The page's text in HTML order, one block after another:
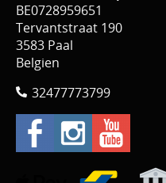
BE0728959651
Tervantstraat 190
3583 Paal
Belgien
32477773799